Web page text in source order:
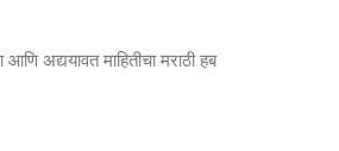
आणि अद्ययावत माहितीचा मराठी हब